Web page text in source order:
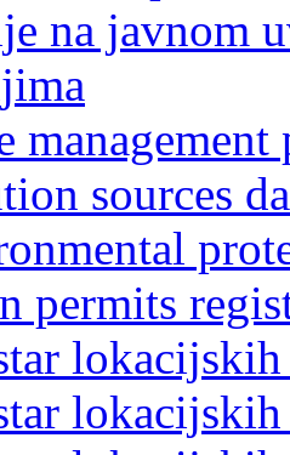
na javnom
management
sources
permits